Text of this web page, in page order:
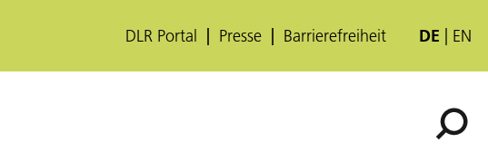
DLR Portal Presse Barrierefreiheit DE EN